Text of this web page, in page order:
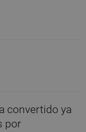
convertido ya
por